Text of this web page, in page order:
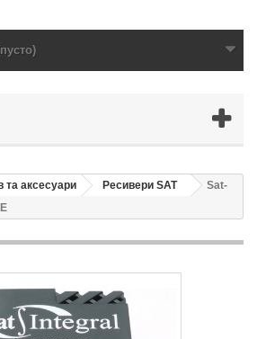
та аксесуари Ресивери SAT
Sat-